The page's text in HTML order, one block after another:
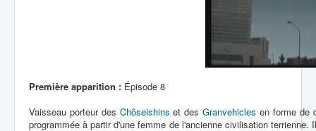
Première apparition : Épisode 8
Vaisseau porteur des Chôseishins et desGranvehicles en forme de
programmée à partir d'une femme de l'ancienne civilisation